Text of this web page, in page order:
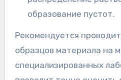
образование пустот.
Рекомендуется
образцов материала на
специализированных